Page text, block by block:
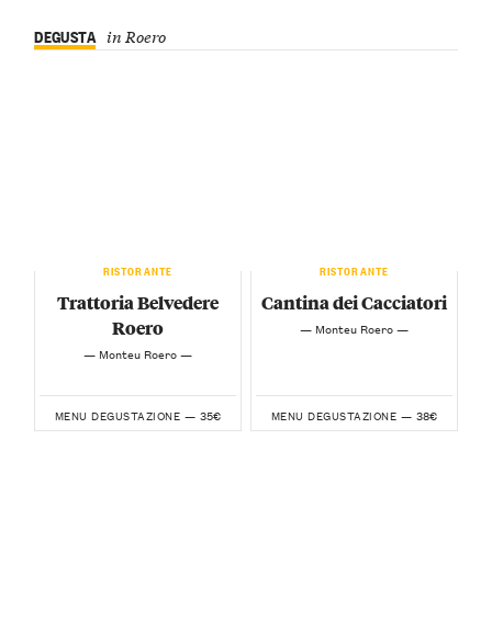
DEGUSTA in Roero
RISTORANTE
Trattoria Belvedere
Roero
— Monteu Roero —
MENU DEGUSTAZIONE — 35€
RISTORANTE
Cantina dei Cacciatori
— Monteu Roero —
MENU DEGUSTAZIONE — 38€